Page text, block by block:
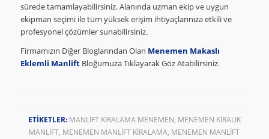
sürede tamamlayabilirsiniz. Alanında uzman ekip ve uygun
ekipman seçimi ile tüm yüksek erişim ihtiyaçlarınıza etkili ve
profesyonel çözümler sunabilirsiniz.
Firmamızın Diğer Bloglarından Olan Menemen Makaslı
Eklemli ManliftBloğumuza Tıklayarak Göz Atabilirsiniz.
ETIKETLER: MANLIFT KIRALAMA MENEMEN MENEMEN KIRALIK
MANLIFT MENEMEN MANLIFT KIRALAMA MENEMEN MANLIFT